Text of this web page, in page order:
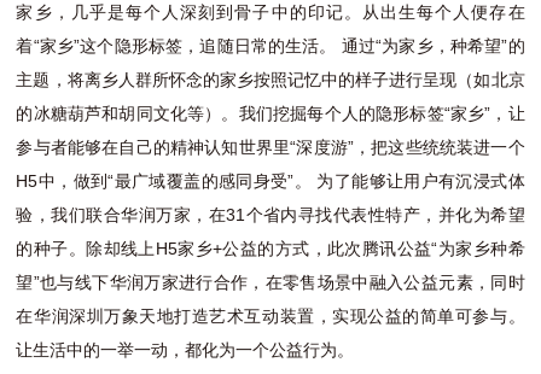
家乡，几乎是每个人深刻到骨子中的印记。从出生每个人便存在
着“家乡”这个隐形标签，追随日常的生活。 通过“为家乡，种希望”的
主题，将离乡人群所怀念的家乡按照记忆中的样子进行呈现（如北京
的冰糖葫芦和胡同文化等）。我们挖掘每个人的隐形标签“家乡”，让
参与者能够在自己的精神认知世界里“深度游”，把这些统统装进一个
H5中，做到“最广域覆盖的感同身受”。 为了能够让用户有沉浸式体
验，我们联合华润万家，在31个省内寻找代表性特产，并化为希望
的种子。除却线上H5家乡+公益的方式，此次腾讯公益“为家乡种希
望”也与线下华润万家进行合作，在零售场景中融入公益元素，同时
在华润深圳万象天地打造艺术互动装置，实现公益的简单可参与。
让生活中的一举一动，都化为一个公益行为。